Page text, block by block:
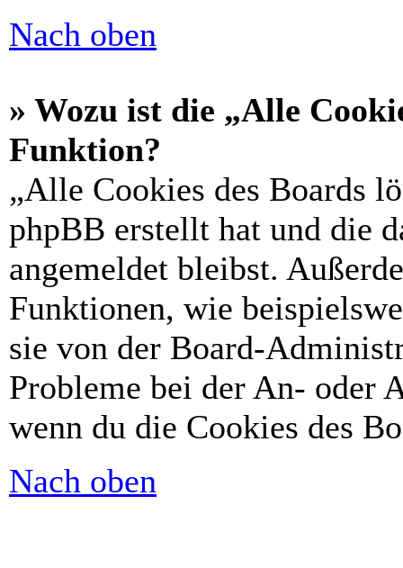
Nach oben
» Wozu ist die „Alle
Funktion?
„Alle Cookies des Boards
phpBB erstellt hat und die
angemeldet bleibst.
Funktionen, wie
sie von der Board-
Probleme bei der An- oder
wenn du die Cookies des
Nach oben